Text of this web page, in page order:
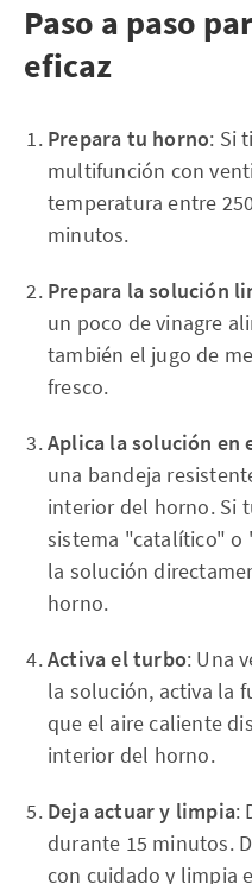
Paso a paso
eficaz
Prepara tu horno: Si
multifunción con
temperatura entre
minutos.
Prepara la solución
un poco de vinagre
también el jugo de
fresco.
Aplica la solución en
una bandeja
interior del horno. Si
sistema "catalítico" o
la solución
horno.
Activa el turbo: Una
la solución, activa la
que el aire caliente
interior del horno.
Deja actuar y limpia:
durante 15 minutos.
con cuidado y limpia